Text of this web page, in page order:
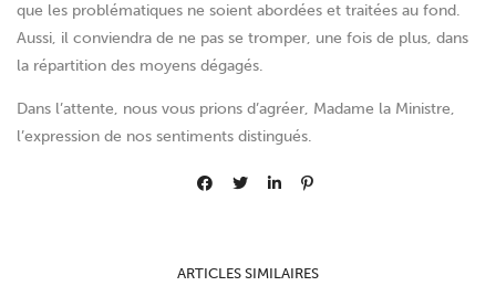
que les problématiques ne soient abordées et traitées au fond.
Aussi, il conviendra de ne pas se tromper, une fois de plus, dans
la répartition des moyens dégagés.
Dans l’attente, nous vous prions d’agréer, Madame la Ministre,
l’expression de nos sentiments distingués.
ARTICLES SIMILAIRES